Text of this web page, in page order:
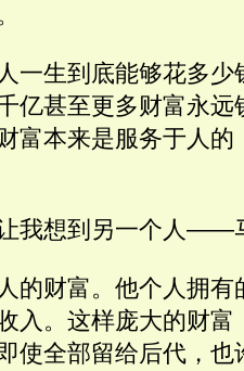
一生到底能够花多少
亿甚至更多财富永远
富本来是服务于人的
我想到另一个人——
的财富。他个人拥有
入。这样庞大的财富
使全部留给后代，也